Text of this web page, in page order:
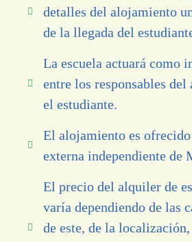
detalles del alojamiento
de la llegada del
La escuela actuará como
entre los responsables del
el estudiante.
El alojamiento es
externa independiente de
El precio del alquiler de
varía dependiendo de las
de este, de la